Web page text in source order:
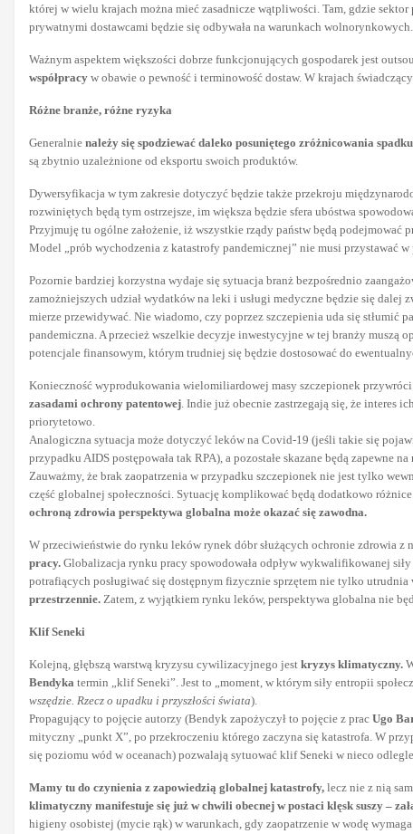
której w wielu krajach można mieć zasadnicze wątpliwości. Tam, gdzie
prywatnymi dostawcami będzie się odbywała na warunkach wolnorynkowych.
Ważnym aspektem większości dobrze funkcjonujących gospodarek jest
współpracy w obawie o pewność i terminowość dostaw. W krajach
Różne branże, różne ryzyka
Generalnie należy się spodziewać daleko posuniętego zróżnicowania
są zbytnio uzależnione od eksportu swoich produktów.
Dywersyfikacja w tym zakresie dotyczyć będzie także przekroju
rozwiniętych będą tym ostrzejsze, im większa będzie sfera ubóstwa
Przyjmuję tu ogólne założenie, iż wszystkie rządy państw będą
Model „prób wychodzenia z katastrofy pandemicznej” nie musi przystawać
Pozornie bardziej korzystna wydaje się sytuacja branż bezpośrednio
zamożniejszych udział wydatków na leki i usługi medyczne będzie się
mierze przewidywać. Nie wiadomo, czy poprzez szczepienia uda się
pandemiczna. A przecież wszelkie decyzje inwestycyjne w tej branży muszą
potencjale finansowym, którym trudniej się będzie dostosować do
Konieczność wyprodukowania wielomiliardowej masy szczepionek
zasadami ochrony patentowej . Indie już obecnie zastrzegają się, że interes
priorytetowo.
Analogiczna sytuacja może dotyczyć leków na Covid-19 (jeśli takie się
przypadku AIDS postępowała tak RPA), a pozostałe skazane będą zapewne
Zauważmy, że brak zaopatrzenia w przypadku szczepionek nie jest tylko
część globalnej społeczności. Sytuację komplikować będą dodatkowo
ochroną zdrowia perspektywa globalna może okazać się zawodna.
W przeciwieństwie do rynku leków rynek dóbr służących ochronie zdrowia
pracy. Globalizacja rynku pracy spowodowała odpływ wykwalifikowanej
potrafiących posługiwać się dostępnym fizycznie sprzętem nie tylko
przestrzennie. Zatem, z wyjątkiem rynku leków, perspektywa globalna nie
Klif Seneki
Kolejną, głębszą warstwą kryzysu cywilizacyjnego jest kryzys klimatyczny.
Bendyka termin „klif Seneki”. Jest to „moment, w którym siły entropii
wszędzie. Rzecz o upadku i przyszłości świata).
Propagujący to pojęcie autorzy (Bendyk zapożyczył to pojęcie z prac Ugo
mityczny „punkt X”, po przekroczeniu którego zaczyna się katastrofa. W
się poziomu wód w oceanach) pozwalają sytuować klif Seneki w nieco
Mamy tu do czynienia z zapowiedzią globalnej katastrofy, lecz nie z nią
klimatyczny manifestuje się już w chwili obecnej w postaci klęsk suszy –
higieny osobistej (mycie rąk) w warunkach, gdy zaopatrzenie w wodę